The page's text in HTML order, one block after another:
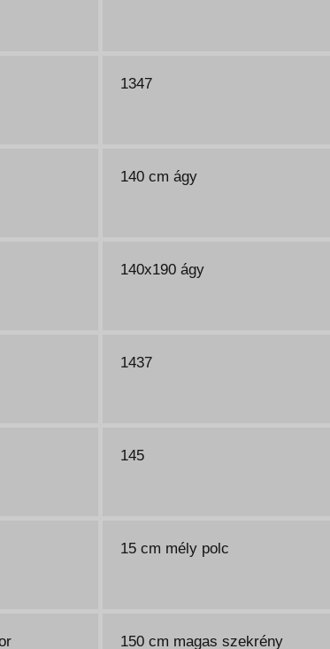
1347
140 cm ágy
140x190 ágy
1437
145
15 cm mély polc
150 cm magas szekrény